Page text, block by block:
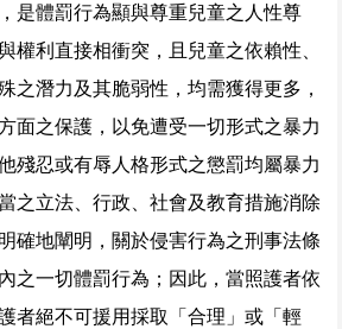
是體罰行為顯與尊重兒童之人性尊
權利直接相衝突，且兒童之依賴性、
之潛力及其脆弱性，均需獲得更多，
面之保護，以免遭受一切形式之暴力
殘忍或有辱人格形式之懲罰均屬暴力
之立法、行政、社會及教育措施消除
確地闡明，關於侵害行為之刑事法條
之一切體罰行為；因此，當照護者依
者絕不可援用採取「合理」或「輕